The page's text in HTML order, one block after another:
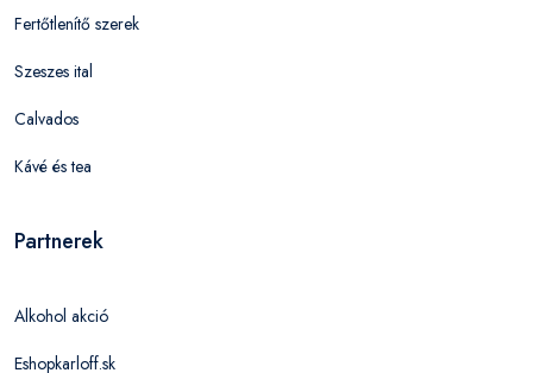
Fertőtlenítő szerek
Szeszes ital
Calvados
Kávé és tea
Partnerek
Alkohol akció
Eshopkarloff.sk